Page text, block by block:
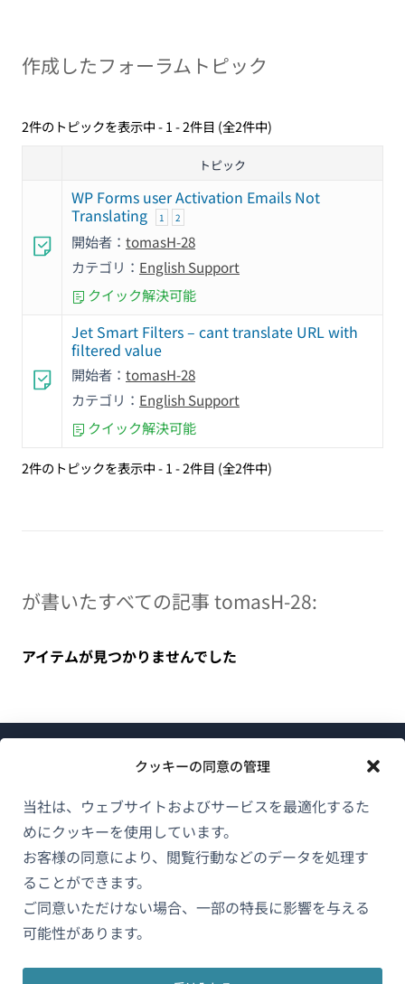
クッキーの同意の管理
当社は、ウェブサイトおよびサービスを最適化するた
めにクッキーを使用しています。
お客様の同意により、閲覧行動などのデータを処理す
ることができます。
ご同意いただけない場合、一部の特長に影響を与える
可能性があります。
作成したフォーラムトピック
2件のトピックを表示中 - 1 - 2件目 (全2件中)
トピック
WP Forms user Activation Emails Not
Translating
1 2
開始者： tomasH-28
カテゴリ： English Support
クイック解決可能
Jet Smart Filters – cant translate URL with
filtered value
開始者： tomasH-28
カテゴリ： English Support
クイック解決可能
2件のトピックを表示中 - 1 - 2件目 (全2件中)
が書いたすべての記事 tomasH-28:
アイテムが見つかりませんでした
WPMLについて
GDPRおよびプライバシーポリシー
チームに参加（新
し
し
し